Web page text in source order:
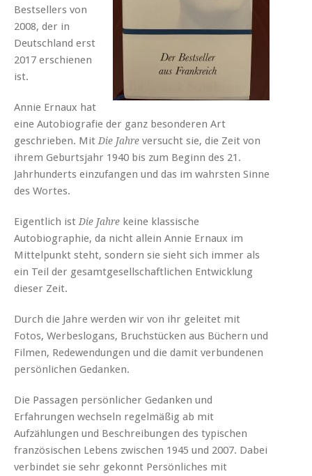
Bestsellers von
2008, der in
Deutschland erst
2017 erschienen
ist.
Annie Ernaux hat
eine Autobiografie der ganz besonderen Art
geschrieben. Mit Die Jahre versucht sie, die Zeit von
ihrem Geburtsjahr 1940 bis zum Beginn des 21.
Jahrhunderts einzufangen und das im wahrsten Sinne
des Wortes.
Eigentlich ist Die Jahre keine klassische
Autobiographie, da nicht allein Annie Ernaux im
Mittelpunkt steht, sondern sie sieht sich immer als
ein Teil der gesamtgesellschaftlichen Entwicklung
dieser Zeit.
Durch die Jahre werden wir von ihr geleitet mit
Fotos, Werbeslogans, Bruchstücken aus Büchern und
Filmen, Redewendungen und die damit verbundenen
persönlichen Gedanken.
Die Passagen persönlicher Gedanken und
Erfahrungen wechseln regelmäßig ab mit
Aufzählungen und Beschreibungen des typischen
französischen Lebens zwischen 1945 und 2007. Dabei
verbindet sie sehr gekonnt Persönliches mit